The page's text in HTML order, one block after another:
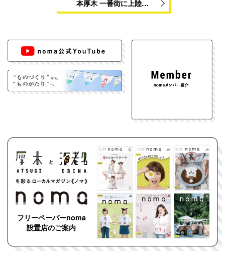
本厚木 一番街に上陸…
フリーペーパーnoma
設置店のご案内